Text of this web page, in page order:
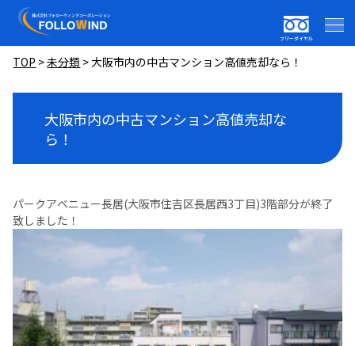
フリーダイヤル
TOP >未分類 >大阪市内の中古マンション高値売却なら！
大阪市内の中古マンション高値売却な
ら！
パークアベニュー長居(大阪市住吉区長居西3丁目)3階部分が終了
致しました！